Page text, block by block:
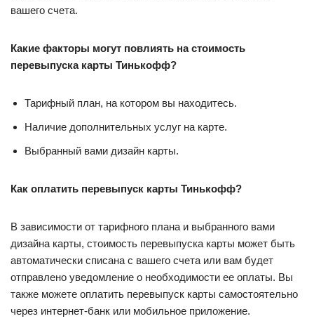
вашего счета.
Какие факторы могут повлиять на стоимость
перевыпуска карты Тинькофф?
Тарифный план, на котором вы находитесь.
Наличие дополнительных услуг на карте.
Выбранный вами дизайн карты.
Как оплатить перевыпуск карты Тинькофф?
В зависимости от тарифного плана и выбранного вами
дизайна карты, стоимость перевыпуска карты может быть
автоматически списана с вашего счета или вам будет
отправлено уведомление о необходимости ее оплаты. Вы
также можете оплатить перевыпуск карты самостоятельно
через интернет-банк или мобильное приложение.